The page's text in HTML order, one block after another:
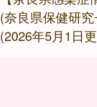
(奈良県保健研
(2026年5月1日